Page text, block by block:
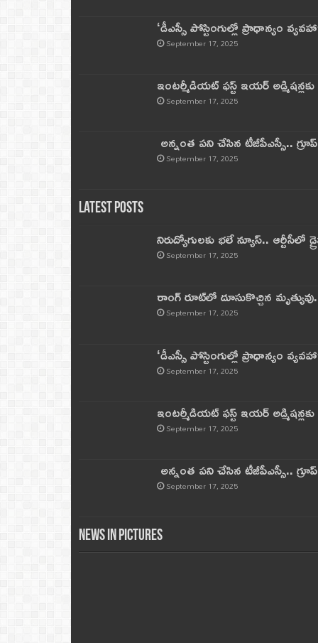
‘డీఎస్సీ పోస్టింగుల్లో ప్రాధాన్యం
September 17, 2025
ఇంటర్మీడియట్ ఫస్ట్‌ ఇయర్‌
September 17, 2025
అన్నంత పని చేసిన టీజీపీఎస్సీ..
September 17, 2025
Latest Posts
నిరుద్యోగులకు భలే న్యూస్.. ఆర్టీసీలో
September 17, 2025
రాంగ్ రూట్‌లో దూసుకొచ్చిన
September 17, 2025
‘డీఎస్సీ పోస్టింగుల్లో ప్రాధాన్యం
September 17, 2025
ఇంటర్మీడియట్ ఫస్ట్‌ ఇయర్‌
September 17, 2025
అన్నంత పని చేసిన టీజీపీఎస్సీ..
September 17, 2025
News in Pictures